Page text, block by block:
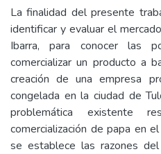
La finalidad del presente
identificar y evaluar el
Ibarra, para conocer las
comercializar un producto a
creación de una empresa
congelada en la ciudad de
problemática existente
comercialización de papa en
se establece las razones